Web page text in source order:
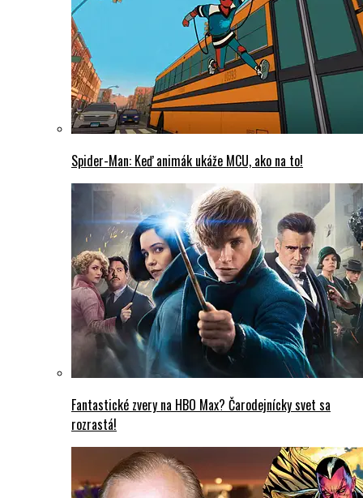
Spider-Man: Keď animák ukáže MCU, ako na to!
Fantastické zvery na HBO Max? Čarodejnícky svet sa
rozrastá!